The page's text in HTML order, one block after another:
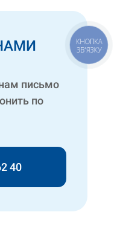
письмо
по
40
КНОПКА
ЗВ'ЯЗКУ